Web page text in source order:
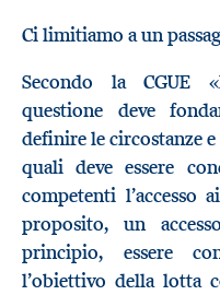
Ci limitiamo a un
Secondo la CGUE
questione deve
definire le circostanze
quali deve essere
competenti l’accesso
proposito, un
principio, essere
l’obiettivo della lotta